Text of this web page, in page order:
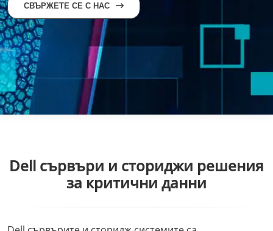
СВЪРЖЕТЕ СЕ С НАС
Dell сървъри и сториджи решения
за критични данни